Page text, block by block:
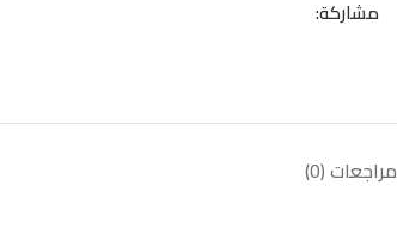
مشاركة:
مراجعات (0)